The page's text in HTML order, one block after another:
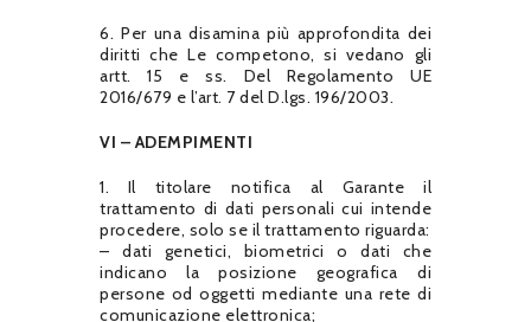
6. Per una disamina più approfondita dei
diritti che Le competono, si vedano gli
artt. 15 e ss. Del Regolamento UE
2016/679 e l’art. 7 del D.lgs. 196/2003.
VI – ADEMPIMENTI
1. Il titolare notifica al Garante il
trattamento di dati personali cui intende
procedere, solo se il trattamento riguarda:
– dati genetici, biometrici o dati che
indicano la posizione geografica di
persone od oggetti mediante una rete di
comunicazione elettronica;